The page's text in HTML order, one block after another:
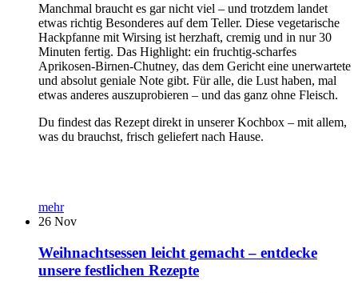
Manchmal braucht es gar nicht viel – und trotzdem landet
etwas richtig Besonderes auf dem Teller. Diese vegetarische
Hackpfanne mit Wirsing ist herzhaft, cremig und in nur 30
Minuten fertig. Das Highlight: ein fruchtig-scharfes
Aprikosen-Birnen-Chutney, das dem Gericht eine unerwartete
und absolut geniale Note gibt. Für alle, die Lust haben, mal
etwas anderes auszuprobieren – und das ganz ohne Fleisch.
Du findest das Rezept direkt in unserer Kochbox – mit allem,
was du brauchst, frisch geliefert nach Hause.
mehr
26 Nov
Weihnachtsessen leicht gemacht – entdecke
unsere festlichen Rezepte